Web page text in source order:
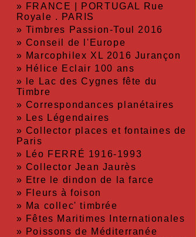
» FRANCE | PORTUGAL Rue
Royale . PARIS
» Timbres Passion-Toul 2016
» Conseil de l'Europe
» Marcophilex XL 2016 Jurançon
» Hélice Eclair 100 ans
»
le Lac des Cygnes fête du
Timbre
» Correspondances planétaires
» Les Légendaires
» Collector places et fontaines de
Paris
» Léo FERRÉ 1916-1993
» Collector Jean Jaurès
» Etre le dindon de la farce
» Fleurs à foison
» Ma collec' timbrée
» Fêtes Maritimes Internationales
» Poissons de Méditerranée